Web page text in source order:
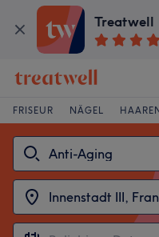
Treatwell
FRISEUR NÄGEL